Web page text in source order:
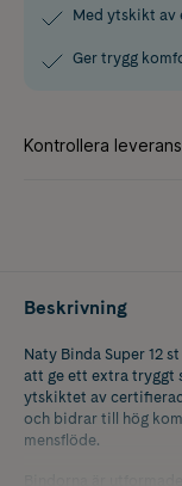
Med ytskikt av
Ger trygg
Beskrivning
Naty Binda Super 12
att ge ett extra tryggt
ytskiktet av
och bidrar till hög
mensflöde.